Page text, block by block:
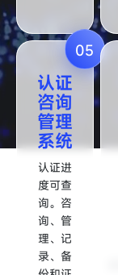
05
认证
咨询
管理
系统
认证进
度可查
询。咨
询、管
理、记
录、备